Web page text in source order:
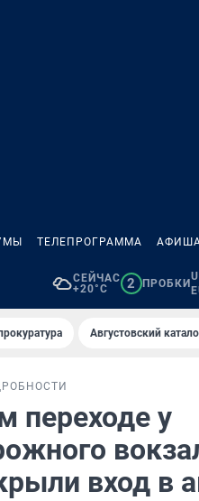
ТЕЛЕПРОГРАММА
СЕЙЧАС
+20°C
2 ПРОБКИ
Августовский
переходе у
вход в